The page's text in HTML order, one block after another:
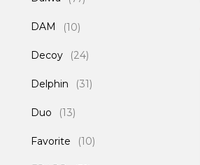
DAM (10)
Decoy (24)
Delphin (31)
Duo (13)
Favorite (10)